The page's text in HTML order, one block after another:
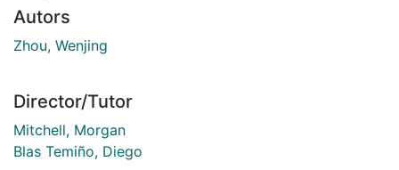
Autors
Zhou, Wenjing
Director/Tutor
Mitchell, Morgan
Blas Temiño, Diego